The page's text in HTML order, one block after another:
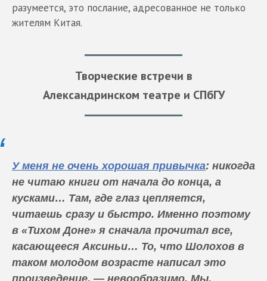
разумеется, это послание, адресованное не только
жителям Китая.
Творческие встречи в
Александринском театре и СПбГУ
У меня не очень хорошая привычка: никогда
не читаю книги от начала до конца, а
кусками… Там, где глаз цепляется,
читаешь сразу и быстро. Именно поэтому
в «Тихом Доне» я сначала прочитал все,
касающееся Аксиньи… То, что Шолохов в
таком молодом возрасте написал это
произведение, — невообразимо. Мы,